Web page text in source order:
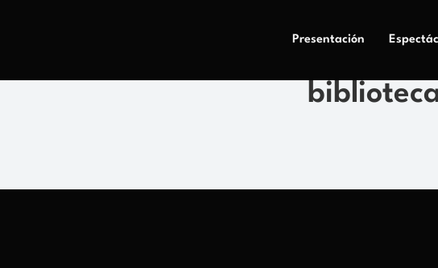
Presentación